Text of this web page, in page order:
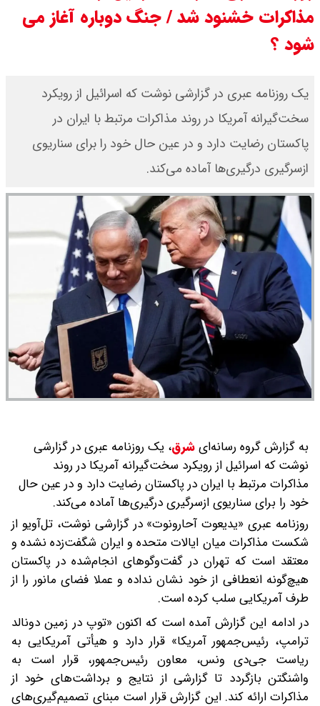
جزئیات عرضه اولیه احیا در فرابورس
قیمت بیت کوین،تتر و اتریوم امروز
جمعه ۱۶ مرداد۱۴۰۵ / قیمت بیت
کوین چند؟ + جدول
مذاکرات خشنود شد / جنگ دوباره آغاز می
شود ؟
یک روزنامه عبری در گزارشی نوشت که اسرائیل از رویکرد
سخت‌گیرانه آمریکا در روند مذاکرات مرتبط با ایران در
پاکستان رضایت دارد و در عین حال خود را برای سناریوی
ازسرگیری درگیری‌ها آماده می‌کند.
به گزارش گروه رسانه‌ایشرق، یک روزنامه عبری در گزارشی
نوشت که اسرائیل از رویکرد سخت‌گیرانه آمریکا در روند
مذاکرات مرتبط با ایران در پاکستان رضایت دارد و در عین حال
خود را برای سناریوی ازسرگیری درگیری‌ها آماده می‌کند.
روزنامه عبری «یدیعوت آحارونوت» در گزارشی نوشت، تل‌آویو از
شکست مذاکرات میان ایالات متحده و ایران شگفت‌زده نشده و
معتقد است که تهران در گفت‌وگوهای انجام‌شده در پاکستان
هیچ‌گونه انعطافی از خود نشان نداده و عملا فضای مانور را از
طرف آمریکایی سلب کرده است.
در ادامه این گزارش آمده است که اکنون «توپ در زمین دونالد
ترامپ، رئیس‌جمهور آمریکا» قرار دارد و هیأتی آمریکایی به
ریاست جی‌دی ونس، معاون رئیس‌جمهور، قرار است به
واشنگتن بازگردد تا گزارشی از نتایج و برداشت‌های خود از
مذاکرات ارائه کند. این گزارش قرار است مبنای تصمیم‌گیری‌های